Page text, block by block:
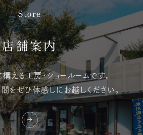
Store
店舗案内
構える工房・ショールームです。
間をぜひ体感しにお越しください。